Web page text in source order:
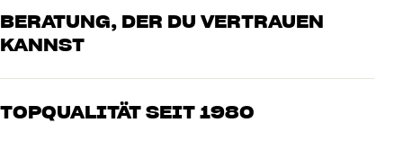
Empfindlichkeit : 85 dB
BERATUNG, DER DU VERTRAUEN
KANNST
Unsere Mitarbeiter sind echte Enthusiasten, die unsere Produkte
oder Heimkino. Erzähle uns, wovon Du träumst, und wir finden
TOPQUALITÄT SEIT 1980